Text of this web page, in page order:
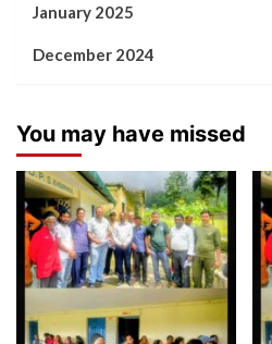
January 2025
December 2024
You may have missed